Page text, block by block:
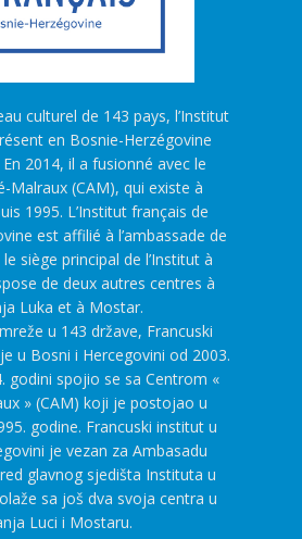
culturel de 143 pays, l’Institut
en Bosnie-Herzégovine
2014, il a fusionné avec le
Malraux (CAM), qui existe à
1995. L’Institut français de
est affilié à l’ambassade de
siège principal de l’Institut à
de deux autres centres à
Luka et à Mostar.
u 143 države, Francuski
u Bosni i Hercegovini od 2003.
godini spojio se sa Centrom «
» (CAM) koji je postojao u
godine. Francuski institut u
je vezan za Ambasadu
glavnog sjedišta Instituta u
sa još dva svoja centra u
Luci i Mostaru.